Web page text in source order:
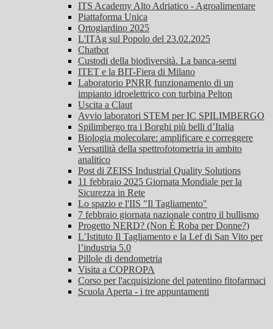
ITS Academy Alto Adriatico - Agroalimentare
Piattaforma Unica
Ortogiardino 2025
L'ITAg sul Popolo del 23.02.2025
Chatbot
Custodi della biodiversità. La banca-semi
ITET e la BIT-Fiera di Milano
Laboratorio PNRR funzionamento di un
impianto idroelettrico con turbina Pelton
Uscita a Claut
Avvio laboratori STEM per IC SPILIMBERGO
Spilimbergo tra i Borghi più belli d’Italia
Biologia molecolare: amplificare e correggere
Versatilità della spettrofotometria in ambito
analitico
Post di ZEISS Industrial Quality Solutions
11 febbraio 2025 Giornata Mondiale per la
Sicurezza in Rete
Lo spazio e l'IIS "Il Tagliamento"
7 febbraio giornata nazionale contro il bullismo
Progetto NERD? (Non È Roba per Donne?)
L’Istituto Il Tagliamento e la Lef di San Vito per
l’industria 5.0
Pillole di dendometria
Visita a COPROPA
Corso per l'acquisizione del patentino fitofarmaci
Scuola Aperta - i tre appuntamenti